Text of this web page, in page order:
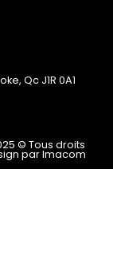
Qc J1R 0A1
© Tous droits
par Imacom